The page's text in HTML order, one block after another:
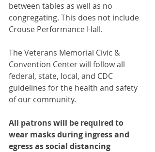
between tables as well as no
congregating. This does not include
Crouse Performance Hall.
The Veterans Memorial Civic &
Convention Center will follow all
federal, state, local, and CDC
guidelines for the health and safety
of our community.
All patrons will be required to
wear masks during ingress and
egress as social distancing